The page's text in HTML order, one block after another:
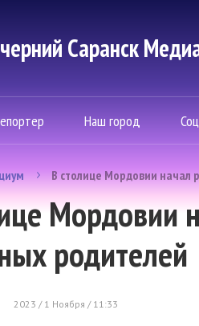
Саранск
Наш город
В столице Мордовии начал
Мордовии
родителей
2023 / 1 Ноября / 11:33